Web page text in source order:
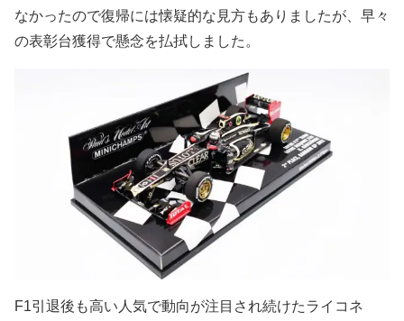
なかったので復帰には懐疑的な見方もありましたが、早々
の表彰台獲得で懸念を払拭しました。
F1引退後も高い人気で動向が注目され続けたライコネ